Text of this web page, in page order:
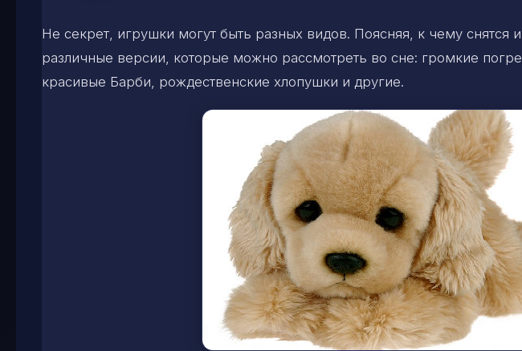
Не секрет, игрушки могут быть разных видов. Поясняя, к чему снятся
различные версии, которые можно рассмотреть во сне: громкие
красивые Барби, рождественские хлопушки и другие.